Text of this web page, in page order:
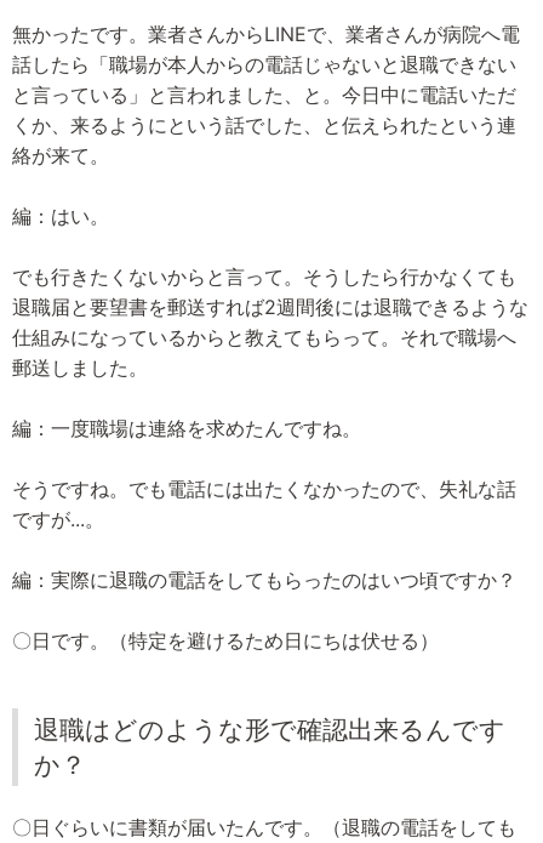
無かったです。業者さんからLINEで、業者さんが病院へ電
話したら「職場が本人からの電話じゃないと退職できない
と言っている」と言われました、と。今日中に電話いただ
くか、来るようにという話でした、と伝えられたという連
絡が来て。
編：はい。
でも行きたくないからと言って。そうしたら行かなくても
退職届と要望書を郵送すれば2週間後には退職できるような
仕組みになっているからと教えてもらって。それで職場へ
郵送しました。
編：一度職場は連絡を求めたんですね。
そうですね。でも電話には出たくなかったので、失礼な話
ですが...。
編：実際に退職の電話をしてもらったのはいつ頃ですか？
〇日です。（特定を避けるため日にちは伏せる）
退職はどのような形で確認出来るんです
か？
〇日ぐらいに書類が届いたんです。（退職の電話をしても